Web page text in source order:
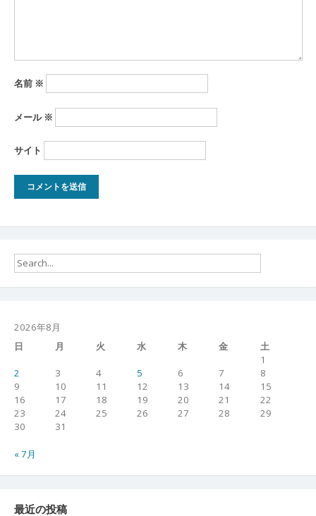
名前 ※
メール ※
サイト
2026年8月
日
月 火 水 木 金
土
1
2
3 4 5 6 7
8
9
10 11 12 13 14
15
16
17 18 19 20 21
22
23
24 25 26 27 28
29
30
31
« 7月
最近の投稿